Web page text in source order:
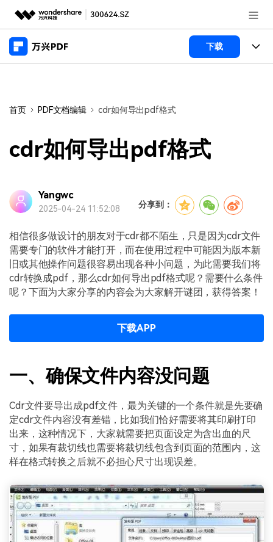
推荐产品
新闻中心
关于万兴
帮助中心
客服热线：4000-300624
下载
桌面端
万兴PDF Mac版
万兴PDF 安卓版
万兴PDF iOS版
PDF开发工具
万兴PDF SDK
申请试用
功能
PDF新功能
PDF编辑器
PDF合并工具
PDF加密
PDF文件压缩
PDF签名
PDF表格
PDF页面调整
PDF文件创建
PDF注释
商业合作
企业采购
经销商招募
产品支持
常见问题
产品信息
更新日志
下载中心
产品资讯
01.热门软件
03.编辑PDF
查看更多 >
首页 PDF文档编辑 cdr如何导出pdf格式
cdr如何导出pdf格式
Yangwc
2025-04-24 11:52:08 分享到：
相信很多做设计的朋友对于cdr都不陌生，只是因为cdr文件
需要专门的软件才能打开，而在使用过程中可能因为版本新
旧或其他操作问题很容易出现各种小问题，为此需要我们将
cdr转换成pdf，那么cdr如何导出pdf格式呢？需要什么条件
呢？下面为大家分享的内容会为大家解开谜团，获得答案！
下载APP
一、确保文件内容没问题
Cdr文件要导出成pdf文件，最为关键的一个条件就是先要确
定cdr文件内容没有差错，比如我们恰好需要将其印刷打印
出来，这种情况下，大家就需要把页面设定为含出血的尺
寸，如果有裁切线也需要将裁切线包含到页面的范围内，这
样在格式转换之后就不必担心尺寸出现误差。